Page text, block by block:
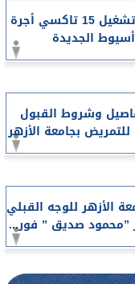
الموافقة على تشغيل 15 تاكسي أجرة
الجديدة
وشروط القبول
للتمريض بجامعة الأزهر
الأزهر للوجه القبلي
”محمود صديق ” فور...